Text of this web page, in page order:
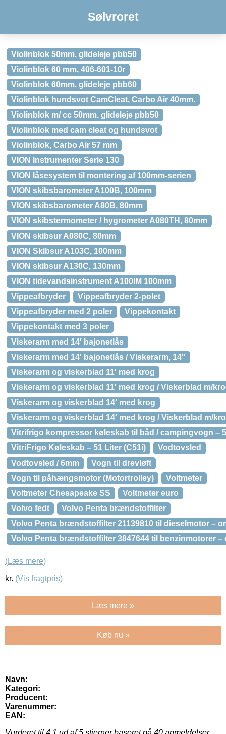
Sølvroret
Violinblok 50mm. glideleje pbb50
Violinblok 60 mm, 406-601-10r
Violinblok 60mm. glideleje pbb60
Violinblok hundsvot CamCleat, Carbo Air 40mm.
Violinblok m/ cc 50mm. glideleje pbb50
Violinblok med cam cleat og hundsvot
Violinblok, Carbo Air 57 mm
VION Instrumenter Serie 130
VION låsesystem til montering af 100mm-serien
VION skibsbarometer A100B, 100mm
VION skibsbarometer A80B, 80mm
VION skibstermometer / hygrometer A080TH, 80mm
VION skibsur A080C, 80mm
VION Skibsur A103C, 100mm
VION skibsur A130C, 130mm
VION tidevandsinstrument A100IM 100mm
Vippeafbryder
Vippeafbryder 2-polet
Vippeafbryder med 2 poler
Vippekontakt
Vippekontakt med 3 poler
Viskerarm med 14′ bajonetlås
Viskerarm med 14′ bajonetlås / Viskerarm, 14″
Viskerarm og viskerblad 11′ med krog
Viskerarm og viskerblad 11′ med krog / Viskerblad m/
Viskerarm og viskerblad 14′ med krog
Viskerarm og viskerblad 14′ med krog / Viskerblad m/
Vitrifrigo kompressor køleskab til båd / campingvogn –
VitriFrigo Køleskab – 51 Liter (C51i)
Vodtovsled
Vodtovsled / 6mm
Vogn til drevløft
Vogn til påhængsmotor (Motortrolley)
Voltmeter
Voltmeter Chesapeake SS
Voltmeter euro
Volvo fedt
Volvo Penta brændstoffilter
Volvo Penta brændstoffilter 21139810 til dieselmotor –
Volvo Penta brændstoffilter 3847644 til benzinmotorer –
(Læs mere)
kr. (Vis fragtpris)
Læs mere »
Køb nu »
Navn:
Kategori:
Producent:
Varenummer:
EAN: